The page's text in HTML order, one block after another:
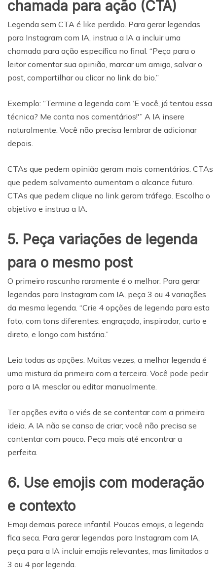
chamada para ação (CTA)
Legenda sem CTA é like perdido. Para gerar legendas
para Instagram com IA, instrua a IA a incluir uma
chamada para ação específica no final. “Peça para o
leitor comentar sua opinião, marcar um amigo, salvar o
post, compartilhar ou clicar no link da bio.”
Exemplo: “Termine a legenda com ‘E você, já tentou essa
técnica? Me conta nos comentários!'” A IA insere
naturalmente. Você não precisa lembrar de adicionar
depois.
CTAs que pedem opinião geram mais comentários. CTAs
que pedem salvamento aumentam o alcance futuro.
CTAs que pedem clique no link geram tráfego. Escolha o
objetivo e instrua a IA.
5. Peça variações de legenda
para o mesmo post
O primeiro rascunho raramente é o melhor. Para gerar
legendas para Instagram com IA, peça 3 ou 4 variações
da mesma legenda. “Crie 4 opções de legenda para esta
foto, com tons diferentes: engraçado, inspirador, curto e
direto, e longo com história.”
Leia todas as opções. Muitas vezes, a melhor legenda é
uma mistura da primeira com a terceira. Você pode pedir
para a IA mesclar ou editar manualmente.
Ter opções evita o viés de se contentar com a primeira
ideia. A IA não se cansa de criar; você não precisa se
contentar com pouco. Peça mais até encontrar a
perfeita.
6. Use emojis com moderação
e contexto
Emoji demais parece infantil. Poucos emojis, a legenda
fica seca. Para gerar legendas para Instagram com IA,
peça para a IA incluir emojis relevantes, mas limitados a
3 ou 4 por legenda.